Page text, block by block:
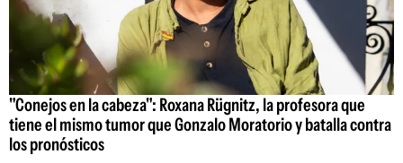
"Conejos en la cabeza": Roxana Rügnitz, la profesora que
tiene el mismo tumor que Gonzalo Moratorio y batalla contra
los pronósticos